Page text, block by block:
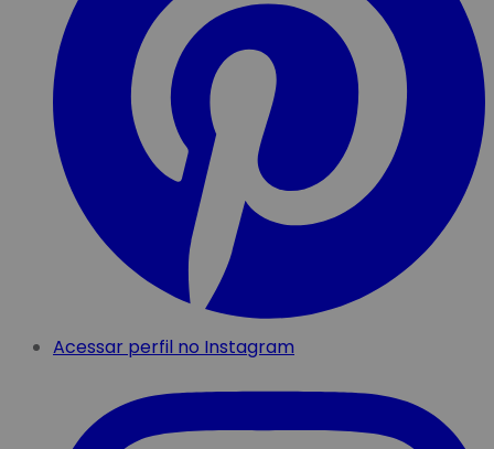
Acessar perfil no Instagram